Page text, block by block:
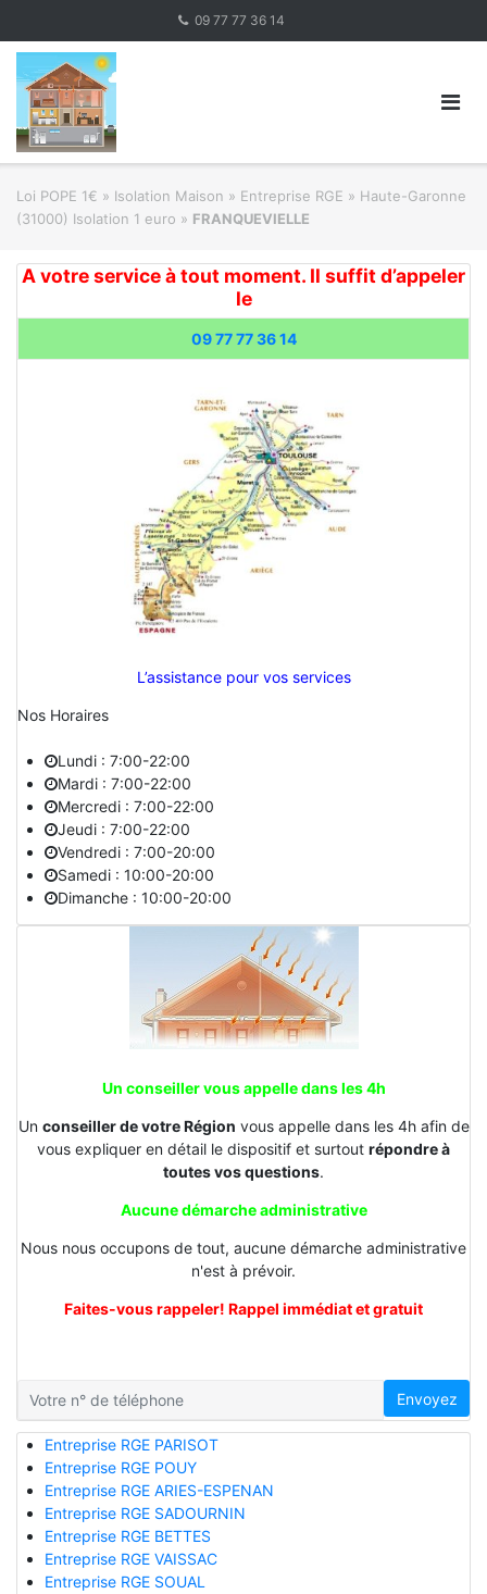
content
09 77 77 36 14
Loi POPE 1€ » Isolation Maison » Entreprise RGE » Haute-Garonne
(31000) Isolation 1 euro » FRANQUEVIELLE
A votre service à tout moment. Il suffit d’appeler
le
09 77 77 36 14
L’assistance pour vos services
Nos Horaires
Lundi : 7:00-22:00
Mardi : 7:00-22:00
Mercredi : 7:00-22:00
Jeudi : 7:00-22:00
Vendredi : 7:00-20:00
Samedi : 10:00-20:00
Dimanche : 10:00-20:00
Un conseiller vous appelle dans les 4h
Un conseiller de votre Région vous appelle dans les 4h afin de
vous expliquer en détail le dispositif et surtout répondre à
toutes vos questions.
Aucune démarche administrative
Nous nous occupons de tout, aucune démarche administrative
n'est à prévoir.
Faites-vous rappeler! Rappel immédiat et gratuit
Envoyez
Entreprise RGE PARISOT
Entreprise RGE POUY
Entreprise RGE ARIES-ESPENAN
Entreprise RGE SADOURNIN
Entreprise RGE BETTES
Entreprise RGE VAISSAC
Entreprise RGE SOUAL